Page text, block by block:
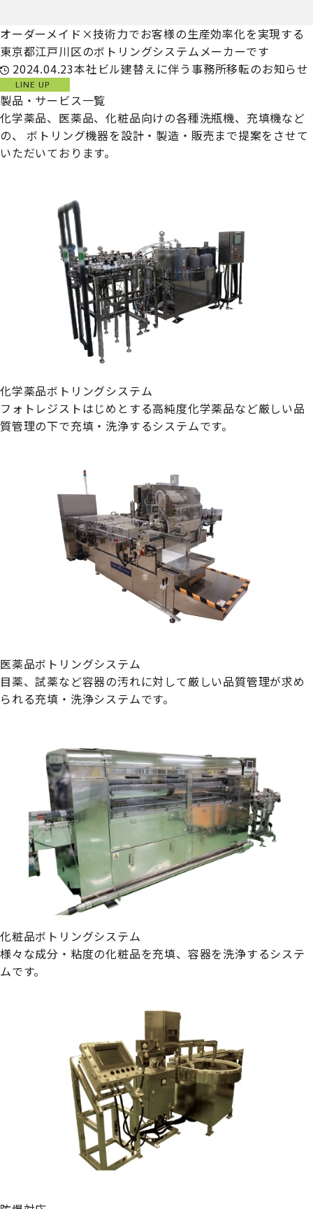
オーダーメイド×技術力でお客様の生産効率化を実現する
東京都江戸川区のボトリングシステムメーカーです
2024.04.23本社ビル建替えに伴う事務所移転のお知らせ
LINE UP
製品・サービス一覧
化学薬品、医薬品、化粧品向けの各種洗瓶機、充填機など
の、
ボトリング機器を設計・製造・販売まで提案をさせて
いただいております。
化学薬品ボトリングシステム
フォトレジストはじめとする高純度化学薬品など厳しい品
質管理の下で充填・洗浄するシステムです。
医薬品ボトリングシステム
目薬、試薬など容器の汚れに対して厳しい品質管理が求め
られる充填・洗浄システムです。
化粧品ボトリングシステム
様々な成分・粘度の化粧品を充填、容器を洗浄するシステ
ムです。